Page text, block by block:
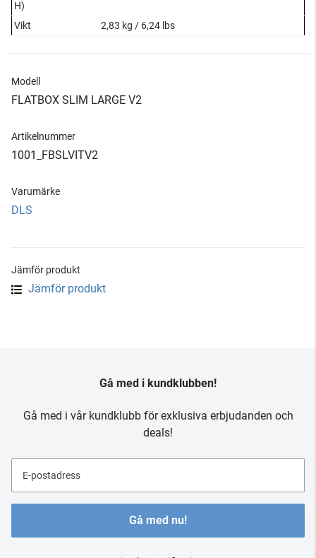
H)
Vikt
2,83 kg / 6,24 lbs
Modell
FLATBOX SLIM LARGE V2
Artikelnummer
1001_FBSLVITV2
Varumärke
DLS
Jämför produkt
Jämför produkt
Gå med i kundklubben!
Gå med i vår kundklubb för exklusiva erbjudanden och
deals!
E-postadress
Gå med nu!